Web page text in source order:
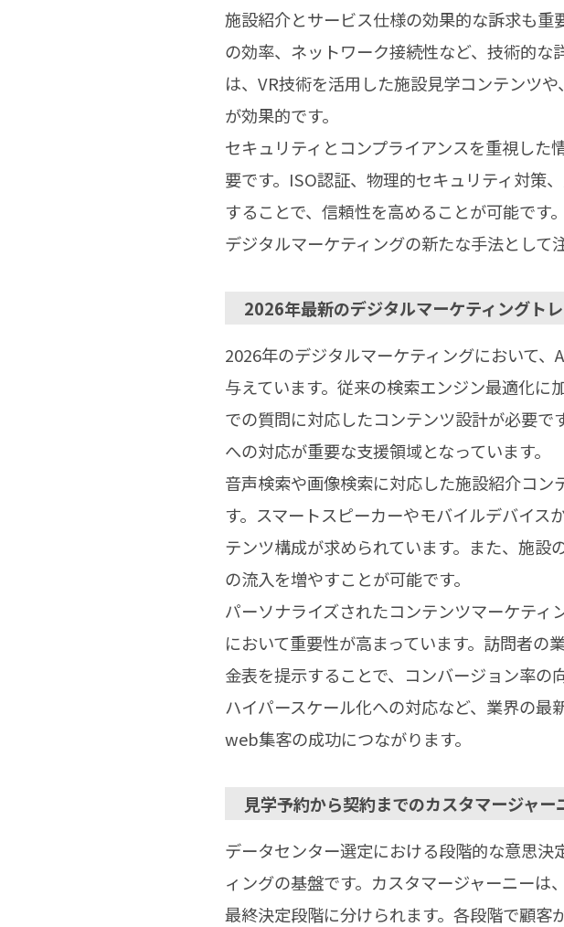
施設紹介とサービス仕様の効果的な訴求も
の効率、ネットワーク接続性など、技術的
は、VR技術を活用した施設見学コンテンツ
が効果的です。
セキュリティとコンプライアンスを重視し
要です。ISO認証、物理的セキュリティ対策
することで、信頼性を高めることが可能です
デジタルマーケティングの新たな手法として
2026年最新のデジタルマーケティングト
2026年のデジタルマーケティングにおいて
与えています。従来の検索エンジン最適化に
での質問に対応したコンテンツ設計が必要
への対応が重要な支援領域となっています。
音声検索や画像検索に対応した施設紹介コ
す。スマートスピーカーやモバイルデバイ
テンツ構成が求められています。また、施設
の流入を増やすことが可能です。
パーソナライズされたコンテンツマーケテ
において重要性が高まっています。訪問者
金表を提示することで、コンバージョン率の
ハイパースケール化への対応など、業界の最
web集客の成功につながります。
見学予約から契約までのカスタマージャー
データセンター選定における段階的な意思
ィングの基盤です。カスタマージャーニーは
最終決定段階に分けられます。各段階で顧